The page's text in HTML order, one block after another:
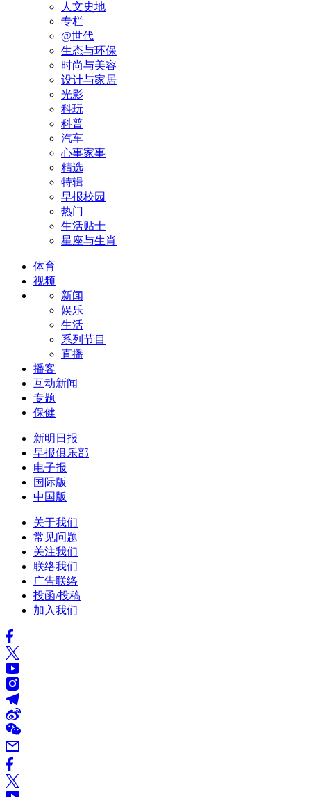
人文史地
专栏
@世代
生态与环保
时尚与美容
设计与家居
光影
科玩
科普
汽车
心事家事
精选
特辑
早报校园
热门
生活贴士
星座与生肖
体育
视频
新闻
娱乐
生活
系列节目
直播
播客
互动新闻
专题
保健
新明日报
早报俱乐部
电子报
国际版
中国版
关于我们
常见问题
关注我们
联络我们
广告联络
投函/投稿
加入我们